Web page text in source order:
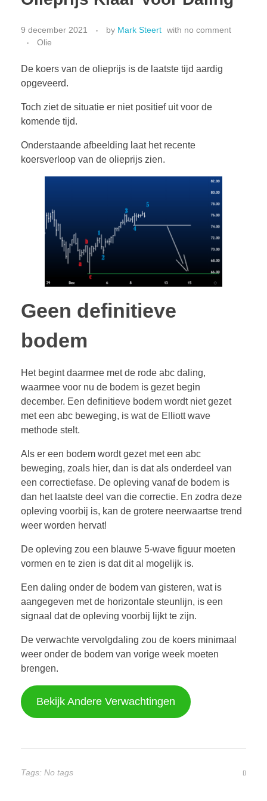
9 december 2021 by Mark Steert with no comment
Olie
De koers van de olieprijs is de laatste tijd aardig
opgeveerd.
Toch ziet de situatie er niet positief uit voor de
komende tijd.
Onderstaande afbeelding laat het recente
koersverloop van de olieprijs zien.
Geen definitieve
bodem
Het begint daarmee met de rode abc daling,
waarmee voor nu de bodem is gezet begin
december. Een definitieve bodem wordt niet gezet
met een abc beweging, is wat de Elliott wave
methode stelt.
Als er een bodem wordt gezet met een abc
beweging, zoals hier, dan is dat als onderdeel van
een correctiefase. De opleving vanaf de bodem is
dan het laatste deel van die correctie. En zodra deze
opleving voorbij is, kan de grotere neerwaartse trend
weer worden hervat!
De opleving zou een blauwe 5-wave figuur moeten
vormen en te zien is dat dit al mogelijk is.
Een daling onder de bodem van gisteren, wat is
aangegeven met de horizontale steunlijn, is een
signaal dat de opleving voorbij lijkt te zijn.
De verwachte vervolgdaling zou de koers minimaal
weer onder de bodem van vorige week moeten
brengen.
Bekijk Andere Verwachtingen
Tags: No tags